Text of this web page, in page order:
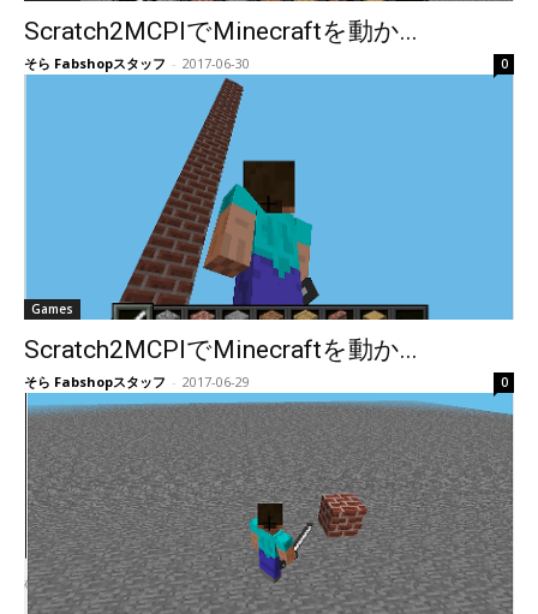
Scratch2MCPIでMinecraftを動か...
そら Fabshopスタッフ - 2017-06-30 0
Games
Scratch2MCPIでMinecraftを動か...
そら Fabshopスタッフ - 2017-06-29 0